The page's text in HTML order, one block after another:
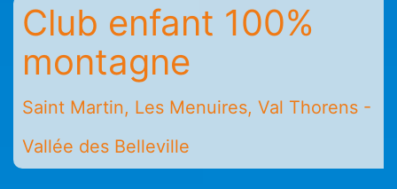
de
la
vallée
Belleville
Saint
Club enfant 100%
montagne
Saint Martin, Les Menuires, Val Thorens -
Vallée des Belleville